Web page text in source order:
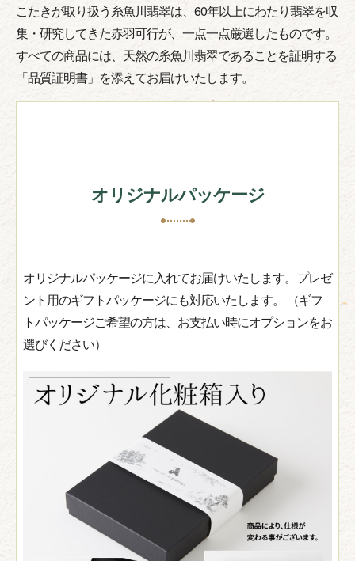
こたきが取り扱う糸魚川翡翠は、60年以上にわたり翡翠を収
集・研究してきた赤羽可行が、一点一点厳選したものです。
すべての商品には、天然の糸魚川翡翠であることを証明する
「品質証明書」を添えてお届けいたします。
オリジナルパッケージ
オリジナルパッケージに入れてお届けいたします。プレゼ
ント用のギフトパッケージにも対応いたします。 （ギフ
トパッケージご希望の方は、お支払い時にオプションをお
選びください）